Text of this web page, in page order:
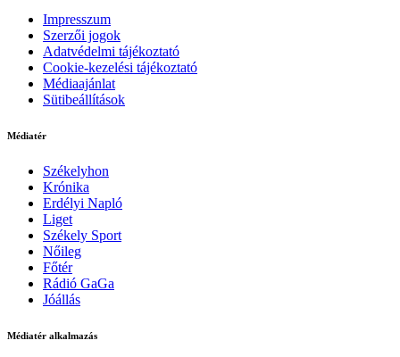
Impresszum
Szerzői jogok
Adatvédelmi tájékoztató
Cookie-kezelési tájékoztató
Médiaajánlat
Sütibeállítások
Médiatér
Székelyhon
Krónika
Erdélyi Napló
Liget
Székely Sport
Nőileg
Főtér
Rádió GaGa
Jóállás
Médiatér alkalmazás